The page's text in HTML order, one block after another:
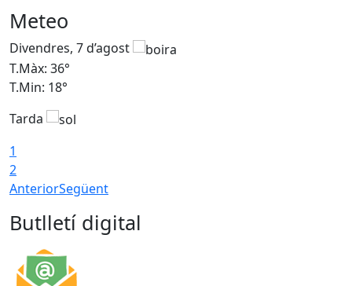
Meteo
Divendres, 7 d’agost
T.Màx: 36°
T.Min: 18°
Tarda
1
2
AnteriorSegüent
Butlletí digital